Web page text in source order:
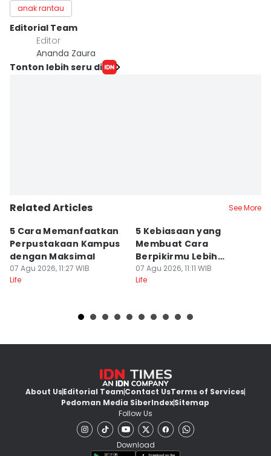
anak rantau
Editorial Team
Editor
Ananda Zaura
Tonton lebih seru di
Related Articles See More
5 Cara Memanfaatkan
Perpustakaan Kampus
dengan Maksimal
07 Agu 2026, 11:27 WIB
Life
5 Kebiasaan yang
Membuat Cara
Berpikirmu Lebih
Fleksibel
07 Agu 2026, 11:11 WIB
Life
About UsEditorial TeamContact UsTerms of Services
Pedoman Media SiberIndexSitemap
Follow Us
Download